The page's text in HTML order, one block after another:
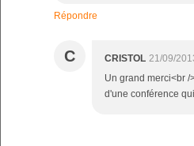
Répondre
C CRISTOL 21/09/
Un grand merci<br /
d'une conférence